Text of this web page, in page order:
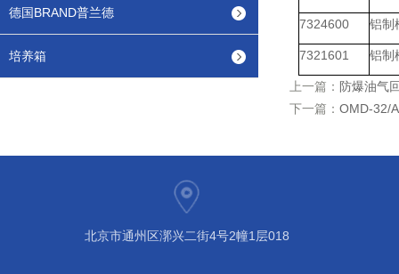
德国BRAND普兰德
培养箱
7324600 铝制
7321601 铝制
上一篇： 防爆油气
下一篇： OMD-32/
北京市通州区漷兴二街4号2幢1层018